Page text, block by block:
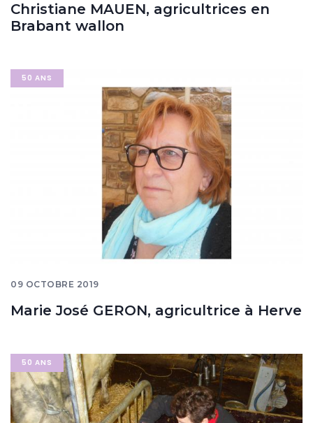
Christiane MAUEN, agricultrices en
Brabant wallon
50 ANS
Image
09 OCTOBRE 2019
Marie José GERON, agricultrice à Herve
50 ANS
Image
banner